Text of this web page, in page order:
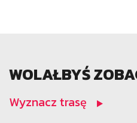
WOLAŁBYŚ
Wyznacz trasę